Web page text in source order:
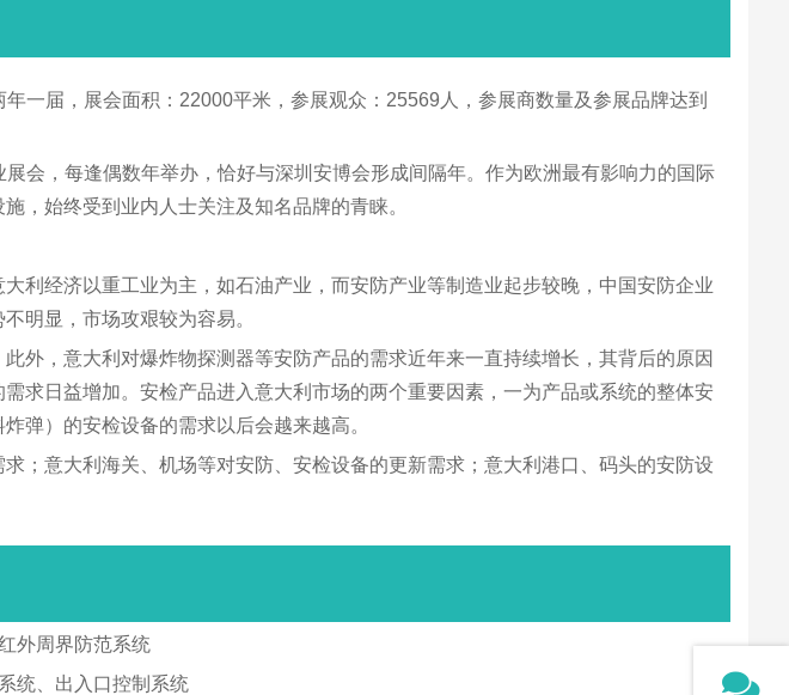
一届，展会面积：22000平米，参展观众：25569人，参展商数量及参展品牌达到
会，每逢偶数年举办，恰好与深圳安博会形成间隔年。作为欧洲最有影响力的国际
，始终受到业内人士关注及知名品牌的青睐。
利经济以重工业为主，如石油产业，而安防产业等制造业起步较晚，中国安防企业
明显，市场攻艰较为容易。
外，意大利对爆炸物探测器等安防产品的需求近年来一直持续增长，其背后的原因
求日益增加。安检产品进入意大利市场的两个重要因素，一为产品或系统的整体安
弹）的安检设备的需求以后会越来越高。
；意大利海关、机场等对安防、安检设备的更新需求；意大利港口、码头的安防设
外周界防范系统
统、出入口控制系统